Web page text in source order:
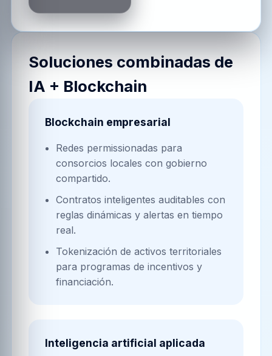
Soluciones combinadas de
IA + Blockchain
Blockchain empresarial
Redes permissionadas para
consorcios locales con gobierno
compartido.
Contratos inteligentes auditables con
reglas dinámicas y alertas en tiempo
real.
Tokenización de activos territoriales
para programas de incentivos y
financiación.
Inteligencia artificial aplicada